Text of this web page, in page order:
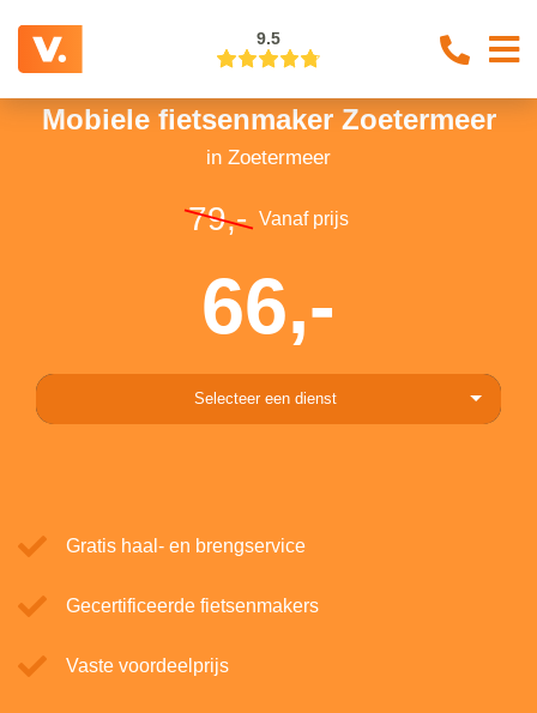
9.5
Mobiele fietsenmaker Zoetermeer
in Zoetermeer
79,- Vanaf prijs
66,-
Selecteer een dienst
Gratis haal- en brengservice
Gecertificeerde fietsenmakers
Vaste voordeelprijs